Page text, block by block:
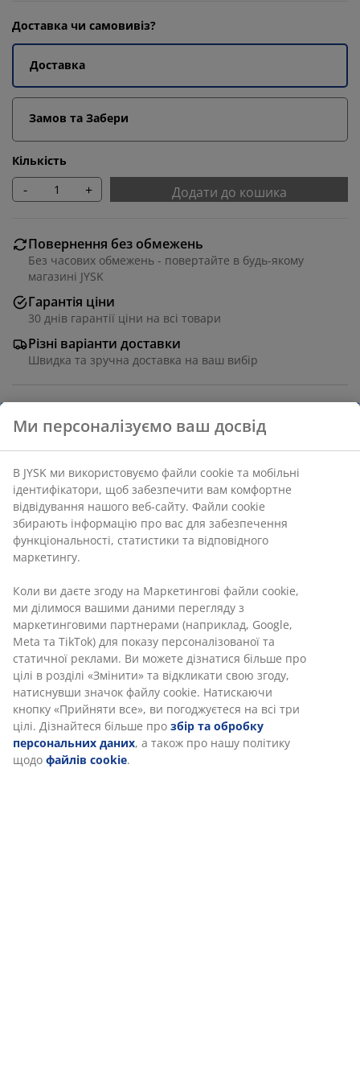
Доставка чи самовивіз?
Доставка
Замов та Забери
Кількість
- + Додати до кошика
Повернення без обмежень
Без часових обмежень - повертайте в будь-якому
магазині JYSK
Гарантія ціни
30 днів гарантії ціни на всі товари
Різні варіанти доставки
Швидка та зручна доставка на ваш вибір
Водний гіацинт. 2 шт., 15х23 см, 18х26 см
Характеристики
Відгуки
(10)
Доставка
Ми персоналізуємо ваш досвід
В JYSK ми використовуємо файли cookie та мобільні
ідентифікатори, щоб забезпечити вам комфортне
відвідування нашого веб-сайту. Файли cookie
збирають інформацію про вас для забезпечення
функціональності, статистики та відповідного
маркетингу.
Коли ви даєте згоду на Маркетингові файли cookie,
ми ділимося вашими даними перегляду з
маркетинговими партнерами (наприклад, Google,
Meta та TikTok) для показу персоналізованої та
статичної реклами. Ви можете дізнатися більше про
цілі в розділі «Змінити» та відкликати свою згоду,
натиснувши значок файлу cookie. Натискаючи
кнопку «Прийняти все», ви погоджуєтеся на всі три
цілі. Дізнайтеся більше про збір та обробку
персональних даних, а також про нашу політику
щодо файлів cookie.